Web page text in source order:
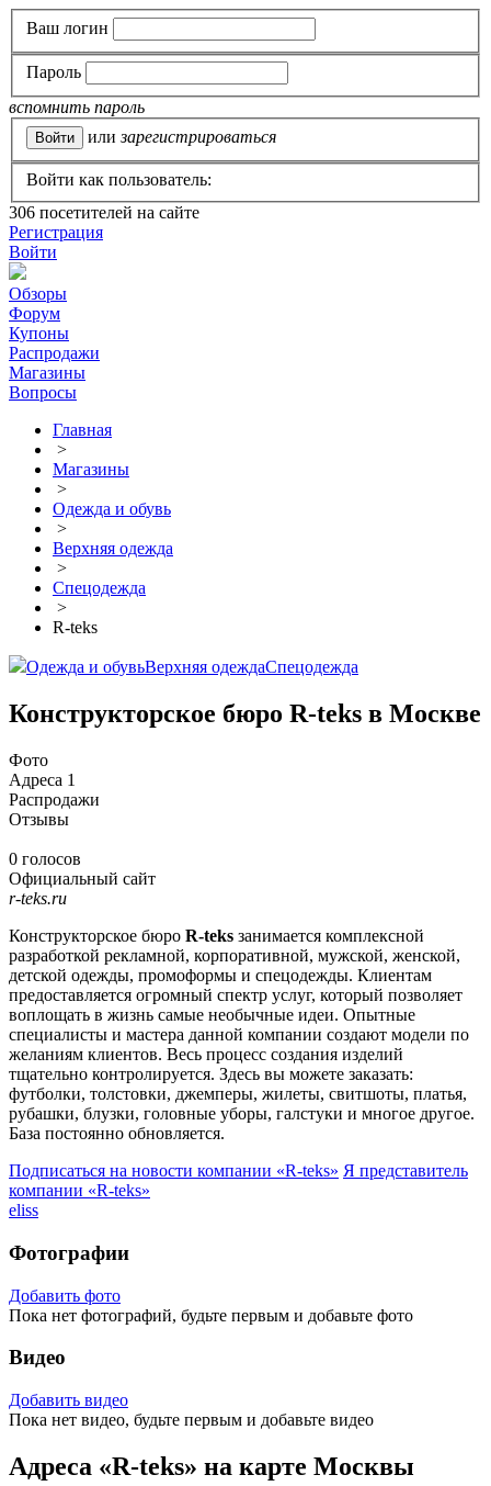
Ваш логин
Пароль
вспомнить пароль
или зарегистрироваться
Войти как пользователь:
306 посетителей на сайте
Регистрация
Войти
Обзоры
Форум
Купоны
Распродажи
Магазины
Вопросы
Главная
>
Магазины
>
Одежда и обувь
>
Верхняя одежда
>
Спецодежда
>
R-teks
Одежда и обувьВерхняя одеждаСпецодежда
Конструкторское бюро R-teks в Москве
Фото
Адреса 1
Распродажи
Отзывы
0 голосов
Официальный сайт
r-teks.ru
Конструкторское бюро R-teks занимается комплексной
разработкой рекламной, корпоративной, мужской, женской,
детской одежды, промоформы и спецодежды. Клиентам
предоставляется огромный спектр услуг, который позволяет
воплощать в жизнь самые необычные идеи. Опытные
специалисты и мастера данной компании создают модели по
желаниям клиентов. Весь процесс создания изделий
тщательно контролируется. Здесь вы можете заказать:
футболки, толстовки, джемперы, жилеты, свитшоты, платья,
рубашки, блузки, головные уборы, галстуки и многое другое.
База постоянно обновляется.
Подписаться на новости компании «R-teks» Я представитель
компании «R-teks»
eliss
Фотографии
Добавить фото
Пока нет фотографий, будьте первым и добавьте фото
Видео
Добавить видео
Пока нет видео, будьте первым и добавьте видео
Адреса «R-teks» на карте Москвы